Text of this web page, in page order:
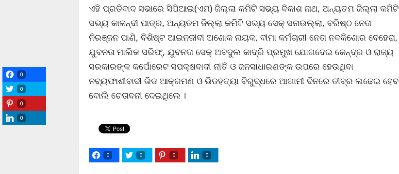
ଏହି ପ୍ରତିବାଦ ସଭାରେ ସିପିଆଇ(ଏମ) ଜିଲ୍ଲା କମିଟି ସଭ୍ୟ ବିକାଶ ନାଥ, ଅନ୍ୟତମ ଜିଲ୍ଲା କମିଟି
ସଭ୍ୟ କାଳନ୍ଦୀ ପାତ୍ର, ଅନ୍ୟତମ ଜିଲ୍ଲା କମିଟି ସଭ୍ୟ ସେକ୍ ସନାଉଲ୍ଲା, ବରିଷ୍ଠ ନେତା
ନିରଞ୍ଜନ ପାଣି, ବିଶିଷ୍ଟ ଆଇନଜୀବୀ ଅଶୋକ ନାୟକ, ବୀମା କର୍ମଚାରୀ ନେତା ନବକିଶୋର ବେହେରା,
ଯୁବନତା ମାଲିକ ସରିଫ୍‌, ଯୁବନତା ସେକ୍ ଅବଦୁଲ କାଦ୍ରି ପ୍ରମୁଖ ଯୋଗଦେଇ କେନ୍ଦ୍ର ଓ ରାଜ୍ୟ
ସରକାରଙ୍କ କର୍ପୋରେଟ ସପକ୍ଷବାଦୀ ନୀତି ଓ ଜନସାଧାରଣଙ୍କ ଉପରେ ହେଉଥିବା
ନବ୍ୟଫାଶୀବାଦୀ ଭିଡ ଆକ୍ରମଣ ଓ ଭିଡହତ୍ୟା ବିରୁଦ୍ଧରେ ଆଗାମୀ ଦିନରେ ତୀବ୍ର ଲଢେଇ ହେବ
ବୋଲି ଚେତାବନୀ ଦେଇଥିଲେ ।
0 0 0 0
0
0
0
0